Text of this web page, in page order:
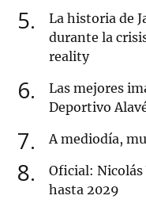
5
La historia de
durante la
reality
6
Las mejores
Deportivo
7 A mediodía,
8
Oficial:
hasta 2029